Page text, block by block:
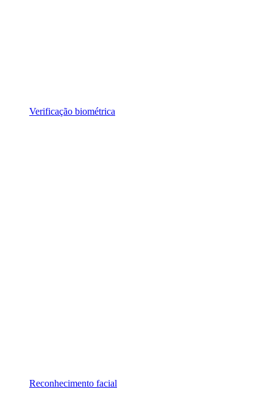
Verificação biométrica
Reconhecimento facial